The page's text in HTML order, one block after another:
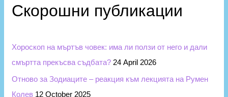
c
o
r
:
Скорошни публикации
Хороскоп на мъртъв човек: има ли ползи от него и дали
смъртта прекъсва съдбата? 24 April 2026
Отново за Зодиаците – реакция към лекцията на Румен
Колев 12 October 2025